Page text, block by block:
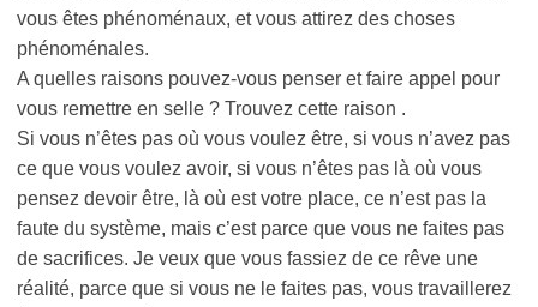
vous êtes phénoménaux, et vous attirez des choses
phénoménales.
A quelles raisons pouvez-vous penser et faire appel pour
vous remettre en selle ? Trouvez cette raison .
Si vous n’êtes pas où vous voulez être, si vous n’avez pas
ce que vous voulez avoir, si vous n’êtes pas là où vous
pensez devoir être, là où est votre place, ce n’est pas la
faute du système, mais c’est parce que vous ne faites pas
de sacrifices. Je veux que vous fassiez de ce rêve une
réalité, parce que si vous ne le faites pas, vous travaillerez